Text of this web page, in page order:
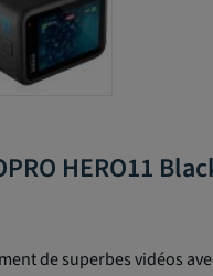
HERO11
de superbes vidéos